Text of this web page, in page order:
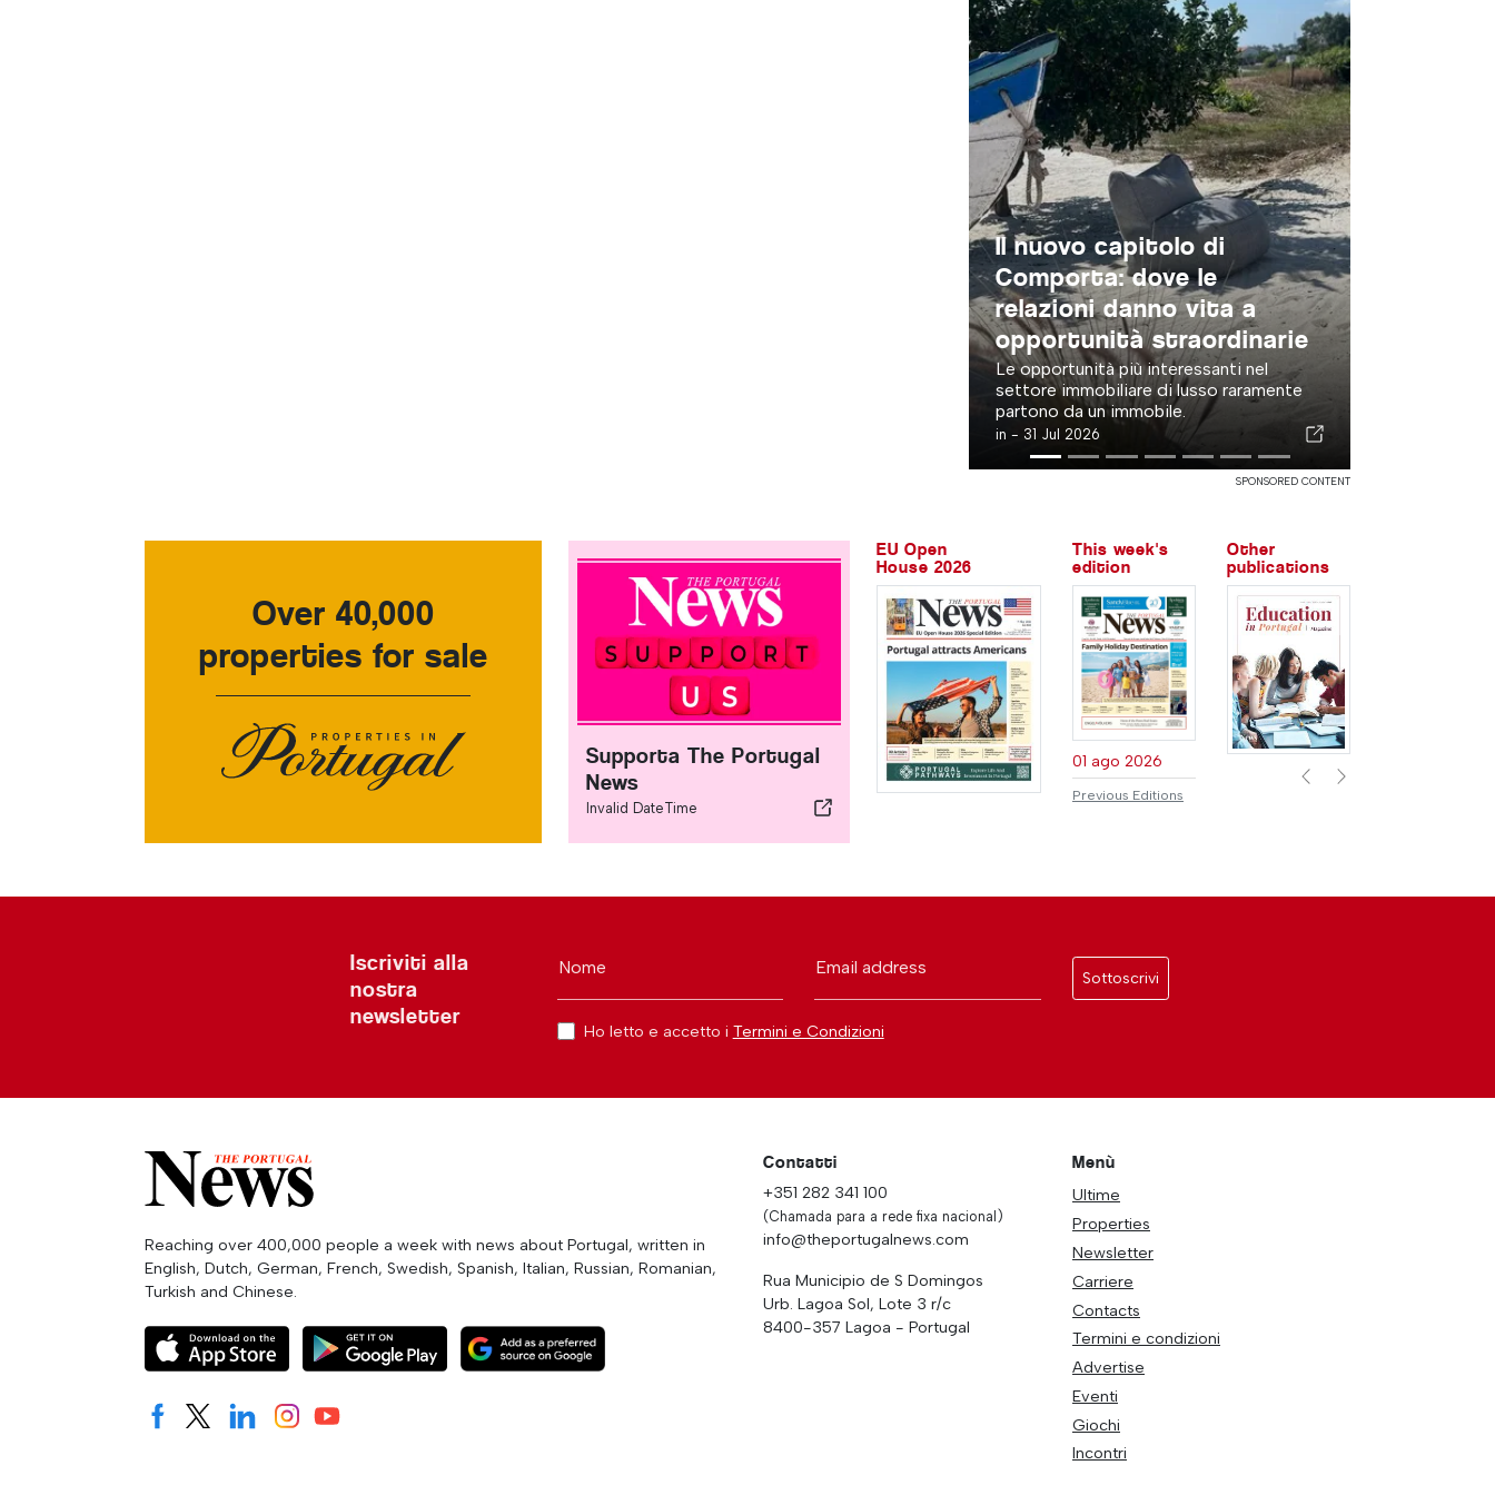
Ristorante Terrace — Un
viaggio culinario alla
scoperta della cucina
fusion orientale e
mediterranea
Nel cuore del Parque das Nações,
circondato da giardini rigogliosi e
caratterizzato da un’atmosfera rilassata,
il Terrace...
in - 31 Jul 2026
SPONSORED CONTENT
Over 40,000
properties for sale
Supporta The Portugal
News
Invalid DateTime
EU Open
House 2026
This week's
edition
01 ago 2026
Previous Editions
Other
publications
Previous
Next
Iscriviti alla
nostra
newsletter
Nome Email address
Sottoscrivi
Ho letto e accetto i Termini e Condizioni
Reaching over 400,000 people a week with news about Portugal, written in
English, Dutch, German, French, Swedish, Spanish, Italian, Russian, Romanian,
Turkish and Chinese.
Contatti
+351 282 341 100
(Chamada para a rede fixa nacional)
info@theportugalnews.com
Rua Municipio de S Domingos
Urb. Lagoa Sol, Lote 3 r/c
8400-357 Lagoa - Portugal
Menù
Ultime
Properties
Newsletter
Carriere
Contacts
Termini e condizioni
Advertise
Eventi
Giochi
Incontri